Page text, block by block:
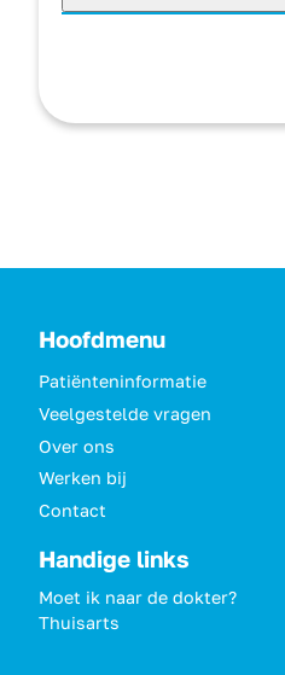
Hoofdmenu
Patiënteninformatie
Veelgestelde vragen
Over ons
Werken bij
Contact
Handige links
Moet ik naar de dokter?
Thuisarts